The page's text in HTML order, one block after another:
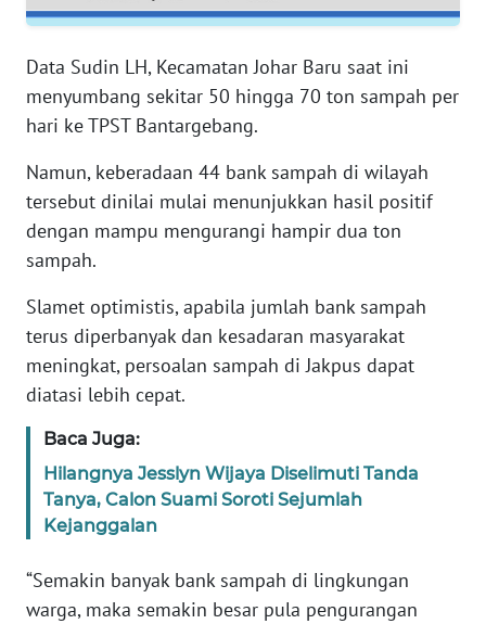
Data Sudin LH, Kecamatan Johar Baru saat ini
menyumbang sekitar 50 hingga 70 ton sampah per
hari ke TPST Bantargebang.
Namun, keberadaan 44 bank sampah di wilayah
tersebut dinilai mulai menunjukkan hasil positif
dengan mampu mengurangi hampir dua ton
sampah.
Slamet optimistis, apabila jumlah bank sampah
terus diperbanyak dan kesadaran masyarakat
meningkat, persoalan sampah di Jakpus dapat
diatasi lebih cepat.
Baca Juga:
Hilangnya Jesslyn Wijaya Diselimuti Tanda
Tanya, Calon Suami Soroti Sejumlah
Kejanggalan
“Semakin banyak bank sampah di lingkungan
warga, maka semakin besar pula pengurangan
BARAT
WN
RIAU
SERAMBI
WN
WN
SULTRA
WN
WN
SULTENG
SULBAR